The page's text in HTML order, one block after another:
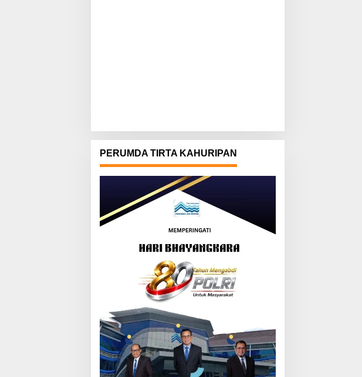
PERUMDA TIRTA KAHURIPAN